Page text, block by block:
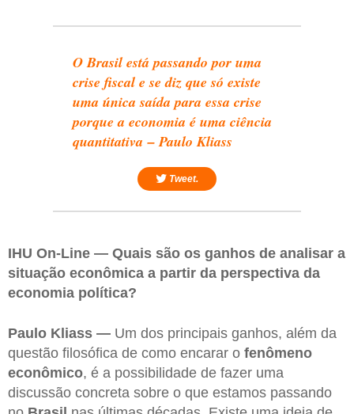
O Brasil está passando por uma
crise fiscal e se diz que só existe
uma única saída para essa crise
porque a economia é uma ciência
quantitativa – Paulo Kliass
Tweet.
IHU On-Line — Quais são os ganhos de analisar a
situação econômica a partir da perspectiva da
economia política?
Paulo Kliass — Um dos principais ganhos, além da
questão filosófica de como encarar o fenômeno
econômico, é a possibilidade de fazer uma
discussão concreta sobre o que estamos passando